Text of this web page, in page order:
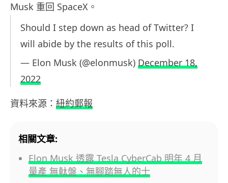
Musk 重回 SpaceX。
Should I step down as head of Twitter? I
will abide by the results of this poll.
— Elon Musk (@elonmusk) December 18,
2022
資料來源： 紐約郵報
相關文章:
Elon Musk 透露 Tesla CyberCab 明年 4 月
量產 無軚盤、無腳踏無人的士